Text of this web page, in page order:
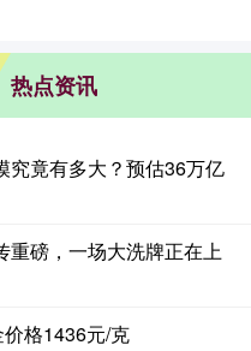
热点资讯
究竟有多大？预估36万亿
重磅，一场大洗牌正在上
格1436元/克